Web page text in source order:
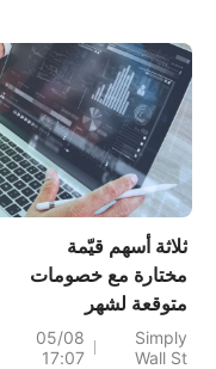
ثلاثة أسهم قيّمة
مختارة مع خصومات
متوقعة لشهر
أغسطس 2026
Simply
Wall St
05/08
17:07